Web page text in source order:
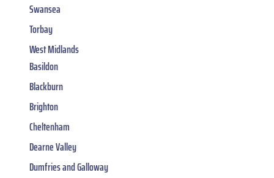
Swansea
Torbay
West Midlands
Basildon
Blackburn
Brighton
Cheltenham
Dearne Valley
Dumfries and Galloway